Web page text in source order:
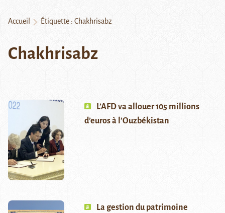
Accueil Étiquette : Chakhrisabz
Chakhrisabz
L’AFD va allouer 105 millions
d’euros à l’Ouzbékistan
La gestion du patrimoine